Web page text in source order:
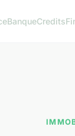
BanqueCredits